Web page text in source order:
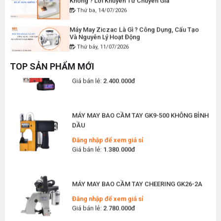
Thứ ba, 14/07/2026
Và Nguyên Lý Hoạt Động
Thứ bảy, 11/07/2026
Hướng Dẫn Cách Vệ Sinh Bàn Ủi Hơi Nước
Đúng Kỹ Thuật
Thứ ba, 07/07/2026
Thứ bảy, 04/07/2026
Nay 2026
Thứ tư, 01/07/2026
Thứ bảy, 27/06/2026
Hướng Dẫn Cách Sửa Bàn Ủi Hơi Nước Tại Nhà
TOP SẢN PHẨM MỚI
Giá bán lẻ:120.000đ
MÁY MAY BAO CẦM TAY CHẠY PIN GK9-520
Đăng nhập để xem giá sỉ
Giá bán lẻ:
DẦU
Giá bán lẻ: 1.380.000đ
Giá bán lẻ: 2.780.000đ